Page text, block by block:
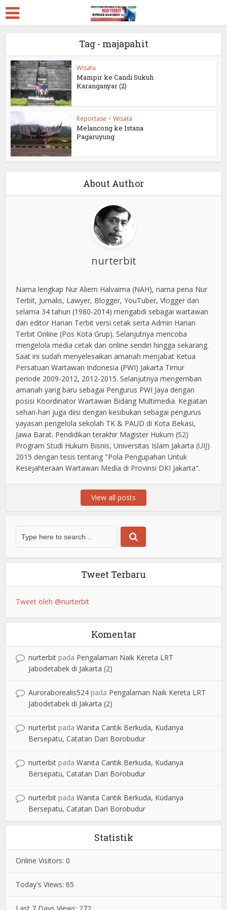
Tag - majapahit
Wisata
Mampir ke Candi Sukuh
Karanganyar (2)
Reportase • Wisata
Melancong ke Istana
Pagaruyung
About Author
nurterbit
Nama lengkap Nur Aliem Halvaima (NAH), nama pena Nur
Terbit, Jurnalis, Lawyer, Blogger, YouTuber, Vlogger dan
selama 34 tahun (1980-2014) mengabdi sebagai wartawan
dan editor Harian Terbit versi cetak serta Admin Harian
Terbit Online (Pos Kota Grup). Selanjutnya mencoba
mengelola media cetak dan online sendiri hingga sekarang.
Saat ini sudah menyelesaikan amanah menjabat Ketua
Persatuan Wartawan Indonesia (PWI) Jakarta Timur
periode 2009-2012, 2012-2015. Selanjutnya mengemban
amanah yang baru sebagai Pengurus PWI Jaya dengan
posisi Koordinator Wartawan Bidang Multimedia. Kegiatan
sehari-hari juga diisi dengan kesibukan sebagai pengurus
yayasan pengelola sekolah TK & PAUD di Kota Bekasi,
Jawa Barat. Pendidikan terakhir Magister Hukum (S2)
Program Studi Hukum Bisnis, Universitas Islam Jakarta (UIJ)
2015 dengan tesis tentang "Pola Pengupahan Untuk
Kesejahteraan Wartawan Media di Provinsi DKI Jakarta".
View all posts
Tweet Terbaru
Tweet oleh @nurterbit
Komentar
nurterbit pada Pengalaman Naik Kereta LRT
Jabodetabek di Jakarta (2)
Auroraborealis524 pada Pengalaman Naik Kereta LRT
Jabodetabek di Jakarta (2)
nurterbit padaWanita Cantik Berkuda, Kudanya
Bersepatu, Catatan Dari Borobudur
nurterbit padaWanita Cantik Berkuda, Kudanya
Bersepatu, Catatan Dari Borobudur
nurterbit padaWanita Cantik Berkuda, Kudanya
Bersepatu, Catatan Dari Borobudur
Statistik
Online Visitors:0
Today's Views:65